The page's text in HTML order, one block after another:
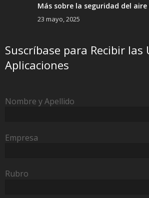
Más sobre la seguridad del
23 mayo, 2025
Suscríbase para Recibir las
Aplicaciones
Nombre y Apellido
Empresa
Rubro